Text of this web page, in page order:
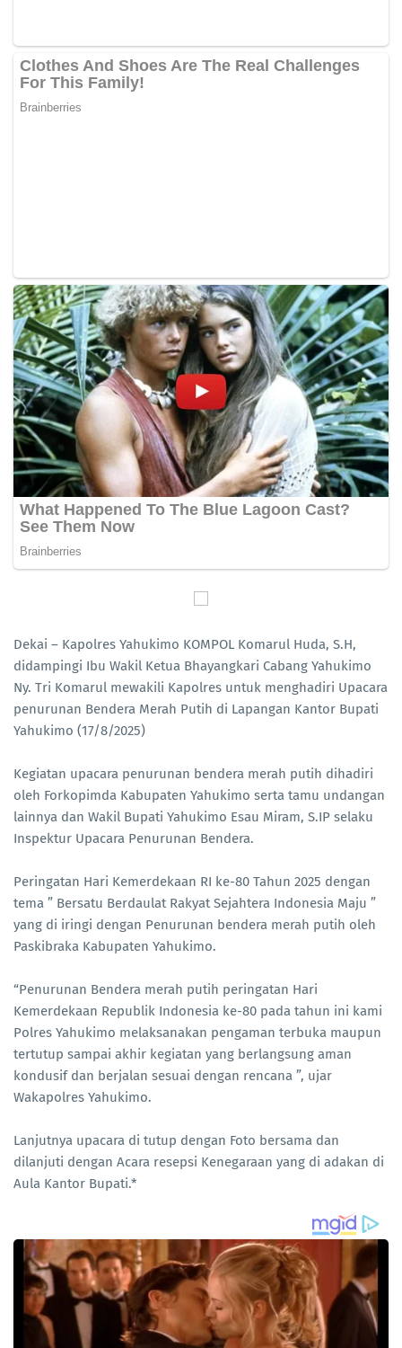
Dekai – Kapolres Yahukimo KOMPOL Komarul Huda, S.H,
didampingi Ibu Wakil Ketua Bhayangkari Cabang Yahukimo
Ny. Tri Komarul mewakili Kapolres untuk menghadiri Upacara
penurunan Bendera Merah Putih di Lapangan Kantor Bupati
Yahukimo (17/8/2025)
Kegiatan upacara penurunan bendera merah putih dihadiri
oleh Forkopimda Kabupaten Yahukimo serta tamu undangan
lainnya dan Wakil Bupati Yahukimo Esau Miram, S.IP selaku
Inspektur Upacara Penurunan Bendera.
Peringatan Hari Kemerdekaan RI ke-80 Tahun 2025 dengan
tema ” Bersatu Berdaulat Rakyat Sejahtera Indonesia Maju ”
yang di iringi dengan Penurunan bendera merah putih oleh
Paskibraka Kabupaten Yahukimo.
“Penurunan Bendera merah putih peringatan Hari
Kemerdekaan Republik Indonesia ke-80 pada tahun ini kami
Polres Yahukimo melaksanakan pengaman terbuka maupun
tertutup sampai akhir kegiatan yang berlangsung aman
kondusif dan berjalan sesuai dengan rencana ”, ujar
Wakapolres Yahukimo.
Lanjutnya upacara di tutup dengan Foto bersama dan
dilanjuti dengan Acara resepsi Kenegaraan yang di adakan di
Aula Kantor Bupati.*